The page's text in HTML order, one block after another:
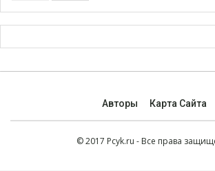
Авторы Карта Сайта
© 2017 Pcyk.ru - Все права